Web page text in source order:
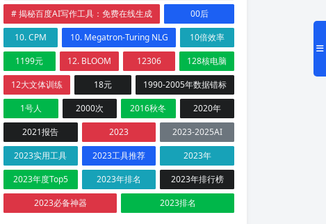
# 揭秘百度AI写作工具：免费在线生成
00后
10. CPM
10. Megatron-Turing NLG
10倍效率
1199元
12. BLOOM 12306
128核电脑
12大文体训练
18元
1990-2005年数据错标
1号人
2000次 2016秋冬
2020年
2021报告
2023
2023-2025AI
2023实用工具
2023工具推荐
2023年
2023年度Top5
2023年排名
2023年排行榜
2023必备神器
2023排名